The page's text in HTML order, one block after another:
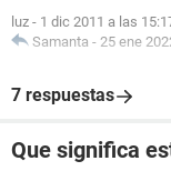
luz - 1 dic 2011 a las
Samanta - 25 ene
7 respuestas
Que significa